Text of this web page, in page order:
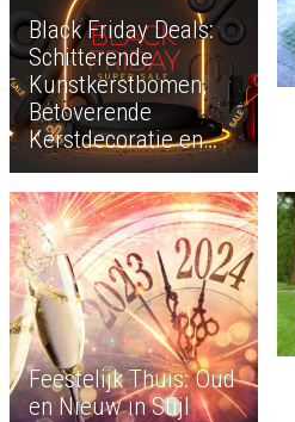
Black Friday Deals:
Schitterende
Kunstkerstbomen,
Betoverende
Kerstdecoratie en
Sfeervolle Verlichting
Feestelijk Thuis: Oud
en Nieuw in Stijl